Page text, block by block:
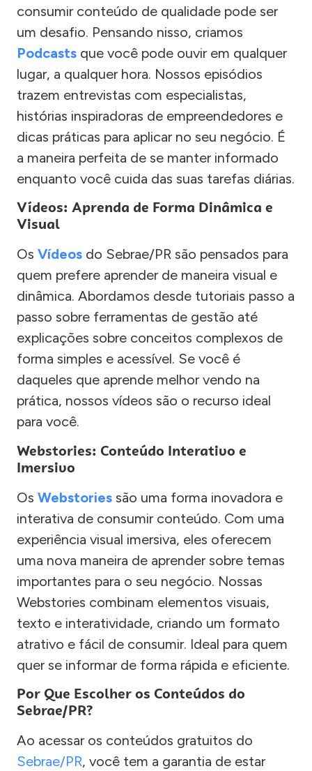
consumir conteúdo de qualidade pode ser
um desafio. Pensando nisso, criamos
Podcasts que você pode ouvir em qualquer
lugar, a qualquer hora. Nossos episódios
trazem entrevistas com especialistas,
histórias inspiradoras de empreendedores e
dicas práticas para aplicar no seu negócio. É
a maneira perfeita de se manter informado
enquanto você cuida das suas tarefas diárias.
Vídeos: Aprenda de Forma Dinâmica e
Visual
Os Vídeos do Sebrae/PR são pensados para
quem prefere aprender de maneira visual e
dinâmica. Abordamos desde tutoriais passo a
passo sobre ferramentas de gestão até
explicações sobre conceitos complexos de
forma simples e acessível. Se você é
daqueles que aprende melhor vendo na
prática, nossos vídeos são o recurso ideal
para você.
Webstories: Conteúdo Interativo e
Imersivo
Os Webstories são uma forma inovadora e
interativa de consumir conteúdo. Com uma
experiência visual imersiva, eles oferecem
uma nova maneira de aprender sobre temas
importantes para o seu negócio. Nossas
Webstories combinam elementos visuais,
texto e interatividade, criando um formato
atrativo e fácil de consumir. Ideal para quem
quer se informar de forma rápida e eficiente.
Por Que Escolher os Conteúdos do
Sebrae/PR?
Ao acessar os conteúdos gratuitos do
Sebrae/PR, você tem a garantia de estar